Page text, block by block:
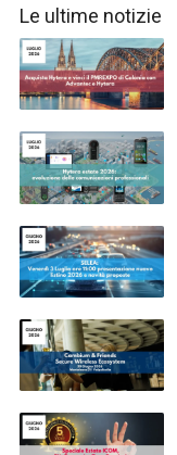
Le ultime notizie